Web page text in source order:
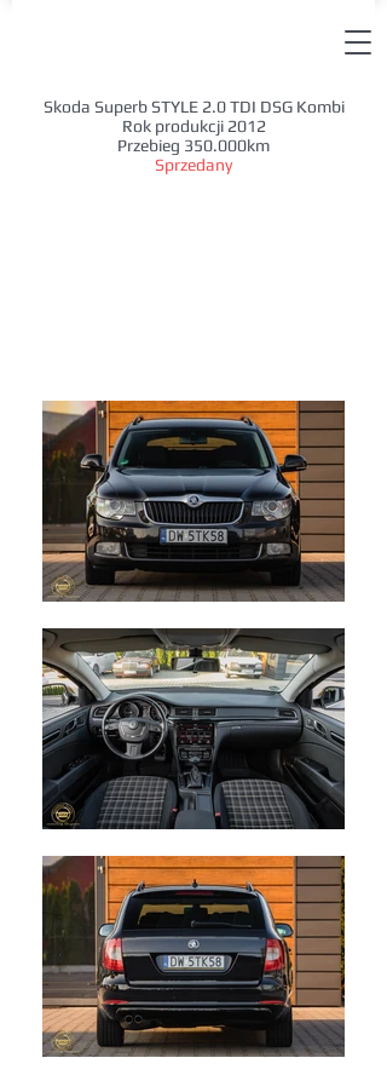
Skoda Superb STYLE 2.0 TDI DSG Kombi
Rok produkcji 2012
Przebieg 350.000km
Sprzedany